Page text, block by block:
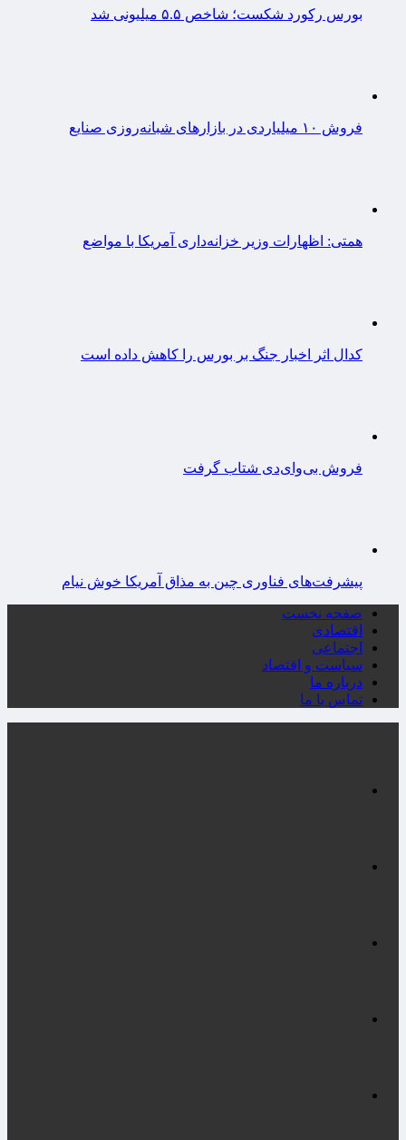
بورس رکورد شکست؛ شاخص ۵.۵ میلیونی شد
فروش ۱۰ میلیاردی در بازارهای شبانه‌روزی صنایع
همتی: اظهارات وزیر خزانه‌داری آمریکا با مواضع
کدال اثر اخبار جنگ بر بورس را کاهش داده است
فروش بی‌وای‌دی شتاب گرفت
پیشرفت‌های فناوری چین به مذاق آمریکا خوش نیام
صفحه نخست
اقتصادی
اجتماعی
سیاست و اقتصاد
درباره ما
تماس با ما